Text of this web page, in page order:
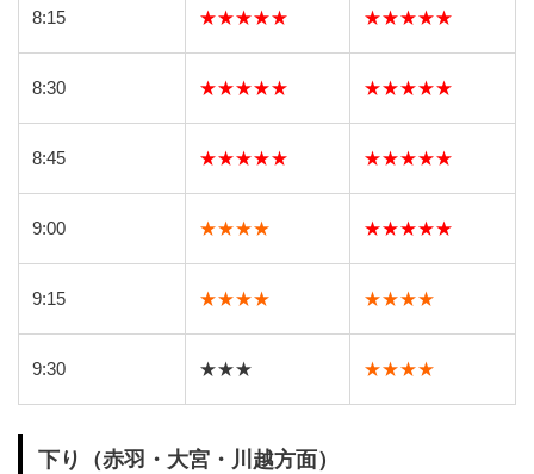
8:15 ★★★★★ ★★★★★
8:30 ★★★★★ ★★★★★
8:45 ★★★★★ ★★★★★
9:00 ★★★★ ★★★★★
9:15 ★★★★ ★★★★
9:30 ★★★ ★★★★
下り（赤羽・大宮・川越方面）